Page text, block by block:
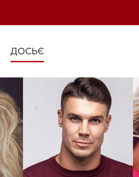
ДОСЬЄ